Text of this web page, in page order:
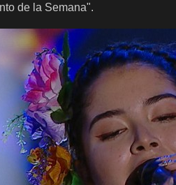
de la Semana".